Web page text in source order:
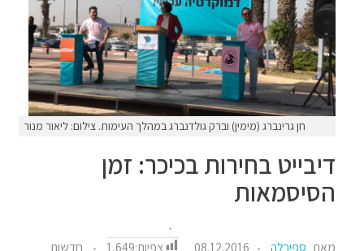
חן גרינברג (מימין) וברק גולדנברג במהלך העימות. צילום: ליאור מנור
דיבייט בחירות בכיכר: זמן
הסיסמאות
מאת ספירלה 08.12.2016 צפיות:1,649 חדשות